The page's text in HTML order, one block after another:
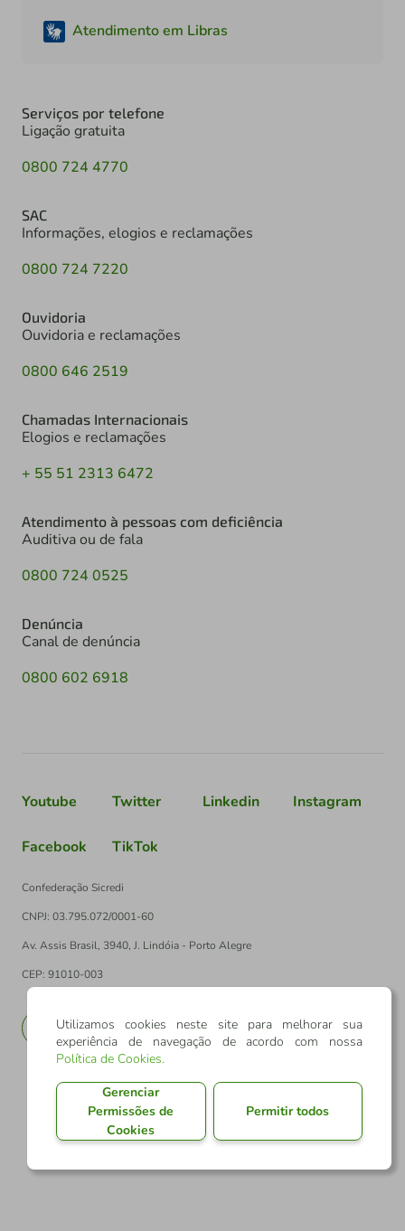
Atendimento em Libras
Serviços por telefone
Ligação gratuita
0800 724 4770
SAC
Informações, elogios e reclamações
0800 724 7220
Ouvidoria
Ouvidoria e reclamações
0800 646 2519
Chamadas Internacionais
Elogios e reclamações
+ 55 51 2313 6472
Atendimento à pessoas com deficiência
Auditiva ou de fala
0800 724 0525
Denúncia
Canal de denúncia
0800 602 6918
Youtube Twitter Linkedin Instagram
Facebook TikTok
Confederação Sicredi
CNPJ: 03.795.072/0001-60
Av. Assis Brasil, 3940, J. Lindóia - Porto Alegre
CEP: 91010-003
EN
Utilizamos cookies neste site para melhorar sua
experiência de navegação de acordo com nossa
Política de Cookies.
Gerenciar
Permissões de
Cookies
Permitir todos